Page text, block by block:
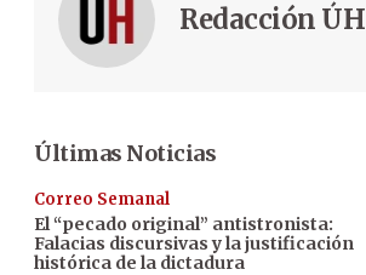
Redacción ÚH
Últimas Noticias
Correo Semanal
El “pecado original” antistronista:
Falacias discursivas y la justificación
histórica de la dictadura